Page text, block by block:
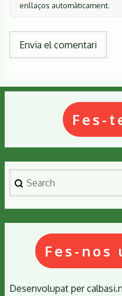
enllaços automàticament.
Fes-
Search
Fes-nos
Desenvolupat per